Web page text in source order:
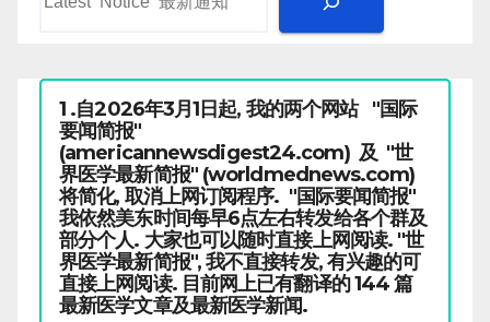
1 .自2026年3月1日起, 我的两个网站 "国际
要闻简报"
(americannewsdigest24.com) 及 "世
界医学最新简报" (worldmednews.com)
将简化, 取消上网订阅程序. "国际要闻简报"
我依然美东时间每早6点左右转发给各个群及
部分个人. 大家也可以随时直接上网阅读. "世
界医学最新简报", 我不直接转发, 有兴趣的可
直接上网阅读. 目前网上已有翻译的 144 篇
最新医学文章及最新医学新闻.